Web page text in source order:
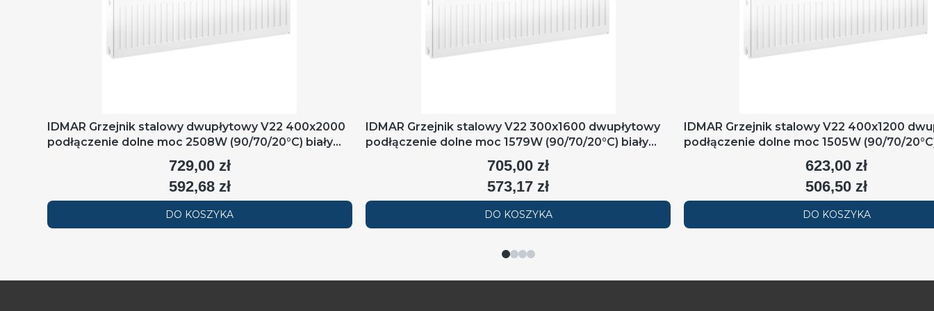
IDMAR Grzejnik stalowy dwupłytowy V22 400x2000
podłączenie dolne moc 2508W (90/70/20°C) biały
Cena
729,00 zł
Cena
592,68 zł
DO KOSZYKA
IDMAR Grzejnik stalowy V22 300x1600 dwupłytowy
podłączenie dolne moc 1579W (90/70/20°C) biały
Cena
705,00 zł
Cena
573,17 zł
DO KOSZYKA
IDMAR Grzejnik stalowy V22 400x1200
podłączenie dolne moc 1505W (90/70/
Cena
623,00 zł
Cena
506,50 zł
DO KOSZYKA